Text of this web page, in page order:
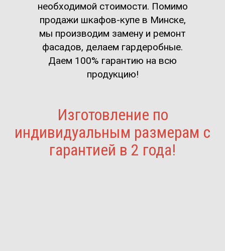
необходимой стоимости. Помимо
продажи шкафов-купе в Минске,
мы производим замену и ремонт
фасадов, делаем гардеробные.
Даем 100% гарантию на всю
продукцию!
Изготовление по
индивидуальным размерам с
гарантией в 2 года!